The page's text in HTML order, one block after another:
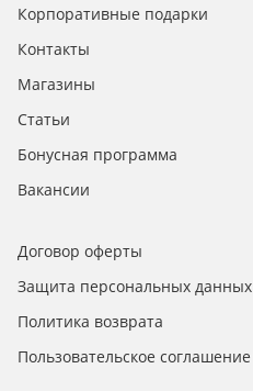
Корпоративные подарки
Контакты
Магазины
Статьи
Бонусная программа
Вакансии
Договор оферты
Защита персональных данных
Политика возврата
Пользовательское соглашение